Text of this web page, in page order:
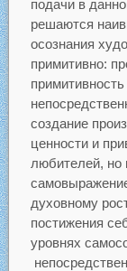
подачи в
решаются
осознания
примитивно:
создание
ценности и
любителей, но
духовному
постижения
уровнях